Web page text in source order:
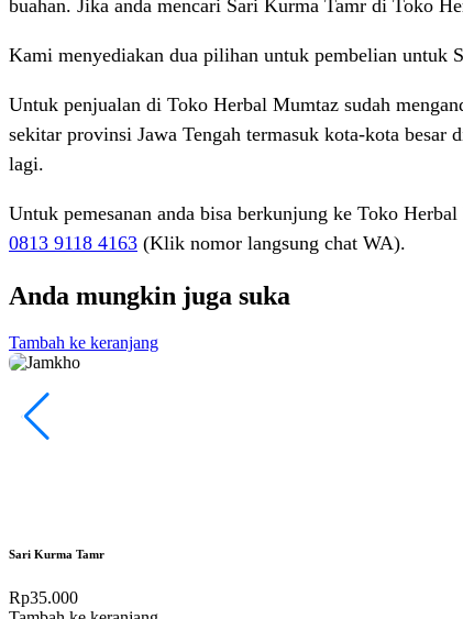
buahan. Jika anda mencari Sari Kurma Tamr di Toko
Kami menyediakan dua pilihan untuk pembelian untuk
Untuk penjualan di Toko Herbal Mumtaz sudah
sekitar provinsi Jawa Tengah termasuk kota-kota
lagi.
Untuk pemesanan anda bisa berkunjung ke Toko
0813 9118 4163 (Klik nomor langsung chat WA).
Anda mungkin juga suka
Tambah ke keranjang
Sari Kurma Tamr
Rp35.000